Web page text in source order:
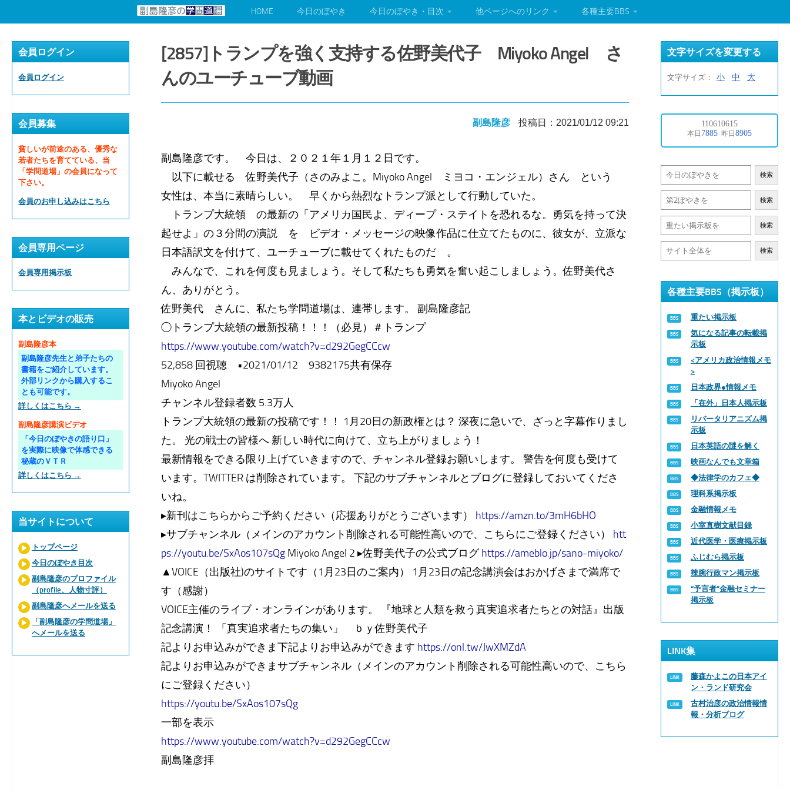
HOME 今日のぼやき 今日のぼやき・目次 他ページへのリンク 各種主要BBS
[2857]トランプを強く支持する佐野美代子 Miyoko Angel さ
んのユーチューブ動画
副島隆彦 投稿日：2021/01/12 09:21
副島隆彦です。 今日は、２０２１年１月１２日です。
以下に載せる 佐野美代子（さのみよこ。Miyoko Angel ミヨコ・エンジェル）さん という
女性は、本当に素晴らしい。 早くから熱烈なトランプ派として行動していた。
トランプ大統領 の最新の「アメリカ国民よ、ディープ・ステイトを恐れるな。勇気を持って決
起せよ」の３分間の演説 を ビデオ・メッセージの映像作品に仕立てたものに、彼女が、立派な
日本語訳文を付けて、ユーチューブに載せてくれたものだ 。
みんなで、これを何度も見ましょう。そして私たちも勇気を奮い起こしましょう。佐野美代さ
ん、ありがとう。
佐野美代 さんに、私たち学問道場は、連帯します。 副島隆彦記
◯トランプ大統領の最新投稿！！！（必見）＃トランプ
https://www.youtube.com/watch?v=d292GegCCcw
52,858 回視聴 •2021/01/12 9382175共有保存
Miyoko Angel
チャンネル登録者数 5.3万人
トランプ大統領の最新の投稿です！！ 1月20日の新政権とは？ 深夜に急いで、ざっと字幕作りまし
た。 光の戦士の皆様へ 新しい時代に向けて、立ち上がりましょう！
最新情報をできる限り上げていきますので、チャンネル登録お願いします。 警告を何度も受けて
います。TWITTER は削除されています。 下記のサブチャンネルとブログに登録しておいてくださ
いね。
▸新刊はこちらからご予約ください（応援ありがとうございます） https://amzn.to/3mH6bHO
▸サブチャンネル（メインのアカウント削除される可能性高いので、こちらにご登録ください） htt
ps://youtu.be/SxAos107sQg Miyoko Angel 2 ▸佐野美代子の公式ブログhttps://ameblo.jp/sano-miyoko/
▲VOICE（出版社)のサイトです（1月23日のご案内） 1月23日の記念講演会はおかげさまで満席で
す（感謝）
VOICE主催のライブ・オンラインがあります。 『地球と人類を救う真実追求者たちとの対話』出版
記念講演！ 「真実追求者たちの集い」 ｂｙ佐野美代子
記よりお申込みができま下記よりお申込みができます https://onl.tw/JwXMZdA
記よりお申込みができまサブチャンネル（メインのアカウント削除される可能性高いので、こちら
にご登録ください）
https://youtu.be/SxAos107sQg
一部を表示
https://www.youtube.com/watch?v=d292GegCCcw
副島隆彦拝
会員ログイン
会員ログイン
会員募集
貧しいが前途のある、優秀な
若者たちを育てている、当
「学問道場」の会員になって
下さい。
会員のお申し込みはこちら
会員専用ページ
会員専用掲示板
本とビデオの販売
副島隆彦本
副島隆彦先生と弟子たちの
書籍をご紹介しています。
外部リンクから購入するこ
とも可能です。
詳しくはこちら →
副島隆彦講演ビデオ
「今日のぼやきの語り口」
を実際に映像で体感できる
秘蔵のＶＴＲ
詳しくはこちら →
当サイトについて
トップページ
今日のぼやき目次
副島隆彦のプロファイル
（profile、人物寸評）
副島隆彦へメールを送る
「副島隆彦の学問道場」
へメールを送る
文字サイズを変更する
文字サイズ： 小 中 大
検索
検索
検索
検索
各種主要BBS（掲示板）
重たい掲示板
気になる記事の転載掲
示板
<アメリカ政治情報メモ
>
日本政界●情報メモ
「在外」日本人掲示板
リバータリアニズム掲
示板
日本英語の謎を解く
映画なんでも文章箱
◆法律学のカフェ◆
理科系掲示板
金融情報メモ
小室直樹文献目録
近代医学・医療掲示板
ふじむら掲示板
辣腕行政マン掲示板
“予言者”金融セミナー
掲示板
LINK集
藤森かよこの日本アイ
ン・ランド研究会
古村治彦の政治情報情
報・分析ブログ